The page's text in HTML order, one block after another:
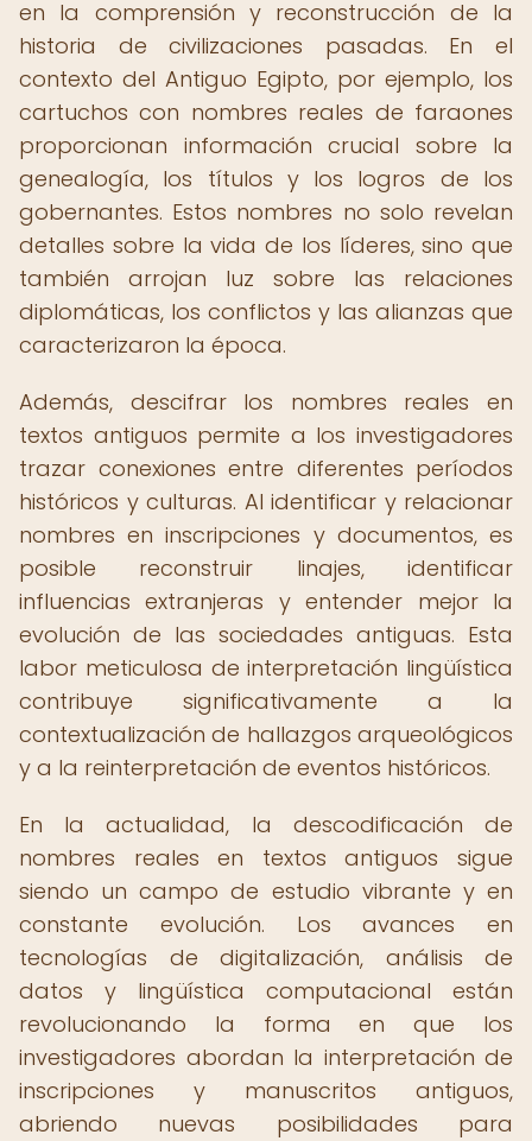
en la comprensión y reconstrucción de la
historia de civilizaciones pasadas. En el
contexto del Antiguo Egipto, por ejemplo, los
cartuchos con nombres reales de faraones
proporcionan información crucial sobre la
genealogía, los títulos y los logros de los
gobernantes. Estos nombres no solo revelan
detalles sobre la vida de los líderes, sino que
también arrojan luz sobre las relaciones
diplomáticas, los conflictos y las alianzas que
caracterizaron la época.
Además, descifrar los nombres reales en
textos antiguos permite a los investigadores
trazar conexiones entre diferentes períodos
históricos y culturas. Al identificar y relacionar
nombres en inscripciones y documentos, es
posible reconstruir linajes, identificar
influencias extranjeras y entender mejor la
evolución de las sociedades antiguas. Esta
labor meticulosa de interpretación lingüística
contribuye significativamente a la
contextualización de hallazgos arqueológicos
y a la reinterpretación de eventos históricos.
En la actualidad, la descodificación de
nombres reales en textos antiguos sigue
siendo un campo de estudio vibrante y en
constante evolución. Los avances en
tecnologías de digitalización, análisis de
datos y lingüística computacional están
revolucionando la forma en que los
investigadores abordan la interpretación de
inscripciones y manuscritos antiguos,
abriendo nuevas posibilidades para